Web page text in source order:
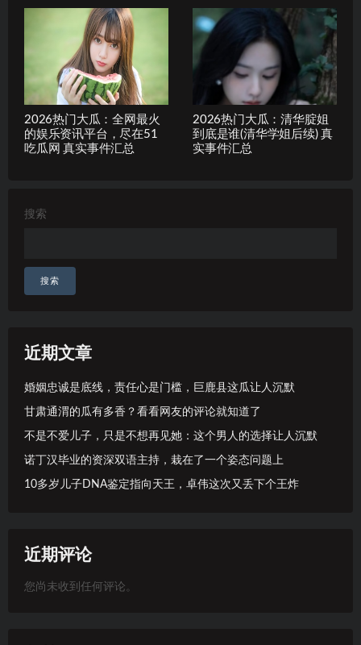
2026热门大瓜：全网最火
的娱乐资讯平台，尽在51
吃瓜网 真实事件汇总
2026热门大瓜：清华腚姐
到底是谁(清华学姐后续) 真
实事件汇总
搜索
搜索
近期文章
婚姻忠诚是底线，责任心是门槛，巨鹿县这瓜让人沉默
甘肃通渭的瓜有多香？看看网友的评论就知道了
不是不爱儿子，只是不想再见她：这个男人的选择让人沉默
诺丁汉毕业的资深双语主持，栽在了一个姿态问题上
10多岁儿子DNA鉴定指向天王，卓伟这次又丢下个王炸
近期评论
您尚未收到任何评论。